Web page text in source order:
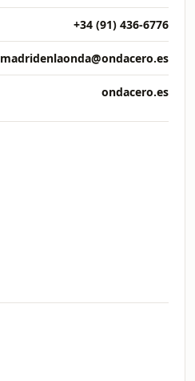
+34 (91) 436-6776
madridenlaonda@ondacero.es
ondacero.es